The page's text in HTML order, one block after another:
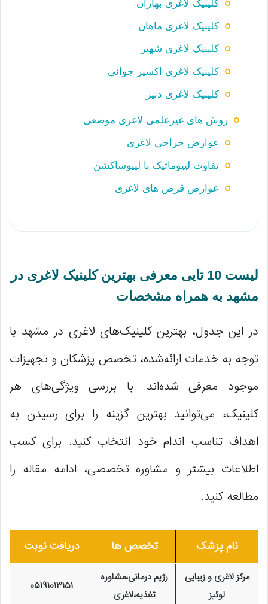
کلینیک لاغری بهاران
کلینیک لاغری ماهان
کلینیک لاغری شهیر
کلینیک لاغری اکسیر جوانی
کلینیک لاغری دنیز
روش های غیرعلمی لاغری موضعی
عوارض جراحی لاغری
تفاوت لیپوماتیک با لیپوساکشن
عوارض قرص های لاغری
لیست 10 تایی معرفی بهترین کلینیک لاغری در
مشهد به همراه مشخصات
در این جدول، بهترین کلینیک‌های لاغری در مشهد با
توجه به خدمات ارائه‌شده، تخصص پزشکان و تجهیزات
موجود معرفی شده‌اند. با بررسی ویژگی‌های هر
کلینیک، می‌توانید بهترین گزینه را برای رسیدن به
اهداف تناسب اندام خود انتخاب کنید. برای کسب
اطلاعات بیشتر و مشاوره تخصصی، ادامه مقاله را
مطالعه کنید.
نام پزشک تخصص ها دریافت نوبت
مرکز لاغری و زیبایی
لوئیز
رژیم درمانی،مشاوره
تغذیه،لاغری
05191013151